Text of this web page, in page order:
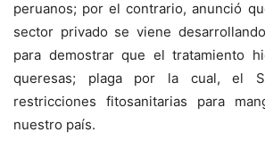
peruanos; por el contrario, anunció
sector privado se viene
para demostrar que el tratamiento
queresas; plaga por la cual, el
restricciones fitosanitarias para
nuestro país.